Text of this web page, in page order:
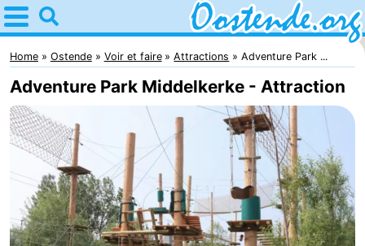
Home
Ostende
Astuces
Avec
enfants
Passer
nuit
Appartements
Campings
Home Ostende Voir et faire Attractions Adventure Park ...
Adventure Park Middelkerke - Attraction